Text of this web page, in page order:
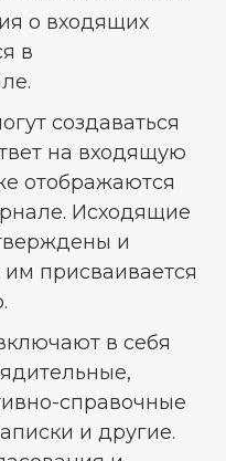
о входящих
в
создаваться
на входящую
отображаются
Исходящие
и
присваивается
в себя
справочные
и другие.